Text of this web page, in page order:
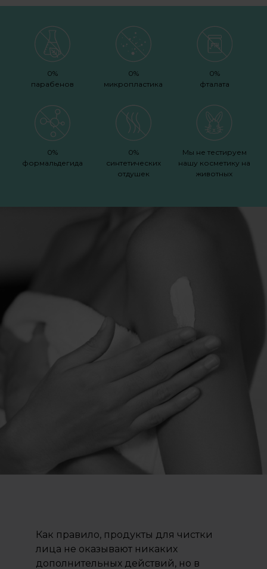
0%
парабенов
0%
микропластика
0%
фталата
0%
формальдегида
0%
синтетических
отдушек
Мы не тестируем
нашу косметику на
животных
Как правило, продукты для чистки
лица не оказывают никаких
дополнительных действий, но в